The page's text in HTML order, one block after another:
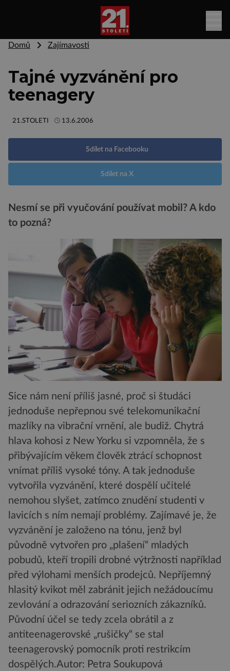
Domů Zajímavosti
Tajné vyzvánění pro
teenagery
21.STOLETI 13.6.2006
Sdílet na Facebooku
Sdílet na X
Nesmí se při vyučování používat mobil? A kdo
to pozná?
Sice nám není příliš jasné, proč si študáci
jednoduše nepřepnou své telekomunikační
mazlíky na vibrační vrnění, ale budiž. Chytrá
hlava kohosi z New Yorku si vzpomněla, že s
přibývajícím věkem člověk ztrácí schopnost
vnímat příliš vysoké tóny. A tak jednoduše
vytvořila vyzvánění, které dospělí učitelé
nemohou slyšet, zatímco znudění studenti v
lavicích s ním nemají problémy. Zajímavé je, že
vyzvánění je založeno na tónu, jenž byl
původně vytvořen pro „plašení“ mladých
pobudů, kteří tropili drobné výtržnosti například
před výlohami menších prodejců. Nepříjemný
hlasitý kvikot měl zabránit jejich nežádoucímu
zevlování a odrazování seriozních zákazníků.
Původní účel se tedy zcela obrátil a z
antiteenagerovské „rušičky“ se stal
teenagerovský pomocník proti restrikcím
dospělých.Autor: Petra Soukupová